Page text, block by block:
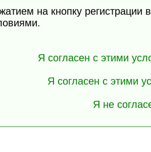
на кнопку регистрации
Я согласен с этими
Я согласен с этими
Я не